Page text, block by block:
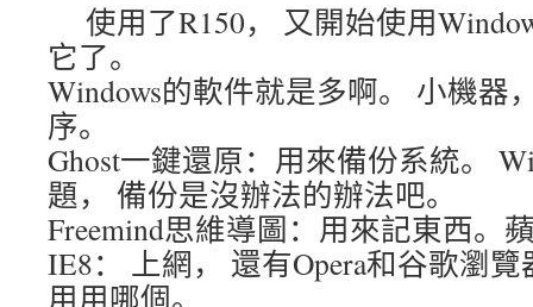
使用了R150， 又開始使用
它了。
Windows的軟件就是多啊。 小機器
序。
Ghost一鍵還原：用來備份系統。
題， 備份是沒辦法的辦法吧。
Freemind思維導圖：用來記東西。
IE8： 上網， 還有Opera和谷歌瀏
用用哪個。